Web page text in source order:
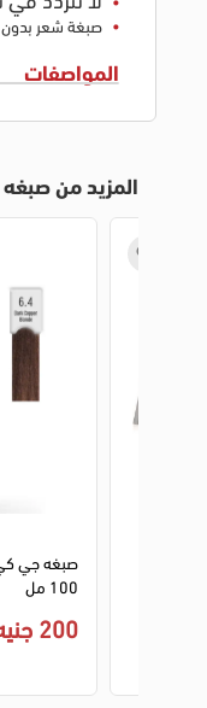
صبغة شعر بدون
المواصفات
المزيد من
100 مل
200 جنيه